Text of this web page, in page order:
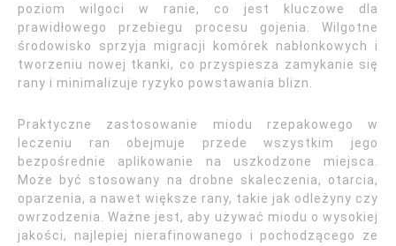
poziom wilgoci w ranie, co jest kluczowe dla
prawidłowego przebiegu procesu gojenia. Wilgotne
środowisko sprzyja migracji komórek nabłonkowych i
tworzeniu nowej tkanki, co przyspiesza zamykanie się
rany i minimalizuje ryzyko powstawania blizn.
Praktyczne zastosowanie miodu rzepakowego w
leczeniu ran obejmuje przede wszystkim jego
bezpośrednie aplikowanie na uszkodzone miejsca.
Może być stosowany na drobne skaleczenia, otarcia,
oparzenia, a nawet większe rany, takie jak odleżyny czy
owrzodzenia. Ważne jest, aby używać miodu o wysokiej
jakości, najlepiej nierafinowanego i pochodzącego ze